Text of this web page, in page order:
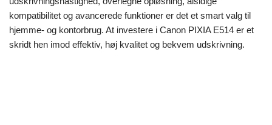
kompatibilitet og avancerede funktioner er det et smart valg til
hjemme- og kontorbrug. At investere i Canon PIXIA E514 er et
skridt hen imod effektiv, høj kvalitet og bekvem udskrivning.